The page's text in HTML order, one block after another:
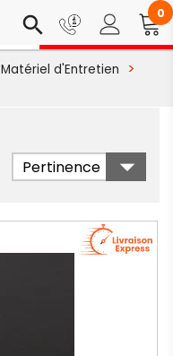
search 0
Matériel d'Entretien
Pertinence
